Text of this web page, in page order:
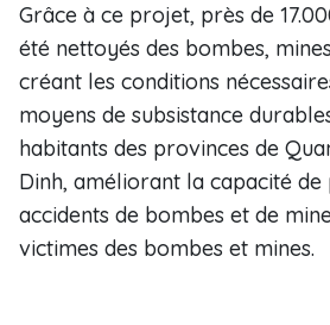
Grâce à ce projet, près de
été nettoyés des bombes,
créant les conditions
moyens de subsistance
habitants des provinces de
Dinh, améliorant la capacité
accidents de bombes et de
victimes des bombes et mines.